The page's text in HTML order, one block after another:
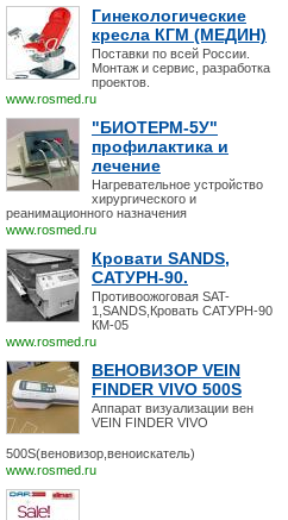
Гинекологические
кресла КГМ (МЕДИН)
Поставки по всей России.
Монтаж и сервис, разработка
проектов.
www.rosmed.ru
"БИОТЕРМ-5У"
профилактика и
лечение
Нагревательное устройство
хирургического и
реанимационного назначения
www.rosmed.ru
Кровати SANDS,
САТУРН-90.
Противоожоговая SAT-
1,SANDS,Кровать САТУРН-90
КМ-05
www.rosmed.ru
ВЕНОВИЗОР VEIN
FINDER VIVO 500S
Аппарат визуализации вен
VEIN FINDER VIVO
500S(веновизор,веноискатель)
www.rosmed.ru